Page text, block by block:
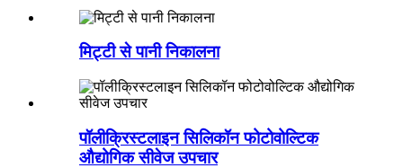
मिट्टी से पानी निकालना
पॉलीक्रिस्टलाइन सिलिकॉन फोटोवोल्टिक
औद्योगिक सीवेज उपचार